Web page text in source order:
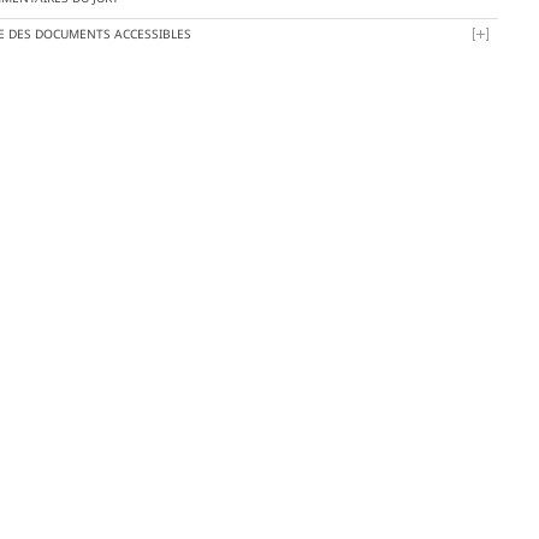
DES DOCUMENTS ACCESSIBLES